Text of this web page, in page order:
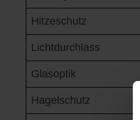
Hitzeschutz
Lichtdurchlass
Glasoptik
Hagelschutz